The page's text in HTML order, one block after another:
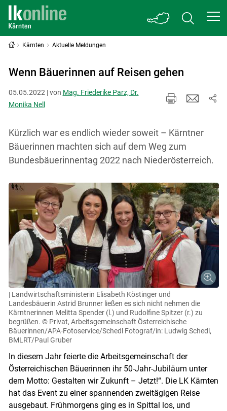
Kärnten Aktuelle Meldungen
Wenn Bäuerinnen auf Reisen gehen
05.05.2022 | von Mag. Friederike Parz, Dr.
Monika Nell
Kürzlich war es endlich wieder soweit – Kärntner
Bäuerinnen machten sich auf dem Weg zum
Bundesbäuerinnentag 2022 nach Niederösterreich.
| Landwirtschaftsministerin Elisabeth Köstinger und
Landesbäuerin Astrid Brunner ließen es sich nicht nehmen die
Kärntnerinnen Melitta Spender (l.) und Rudolfine Spitzer (r.) zu
begrüßen. © Privat, Arbeitsgemeinschaft Österreichische
Bäuerinnen/APA-Fotoservice/Schedl Fotograf/in: Ludwig Schedl,
BMLRT/Paul Gruber
In diesem Jahr feierte die Arbeitsgemeinschaft der
Österreichischen Bäuerinnen ihr 50-Jahr-Jubiläum unter
dem Motto: Gestalten wir Zukunft – Jetzt!“. Die LK Kärnten
hat das Event zu einer spannenden zweitägigen Reise
ausgebaut. Frühmorgens ging es in Spittal los, und